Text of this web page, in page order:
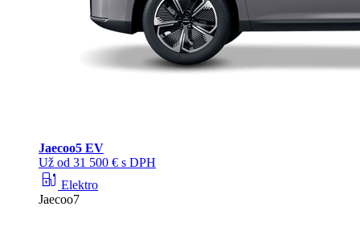
Jaecoo5 EV
Už od 31 500 € s DPH
ev_station Elektro
Jaecoo7